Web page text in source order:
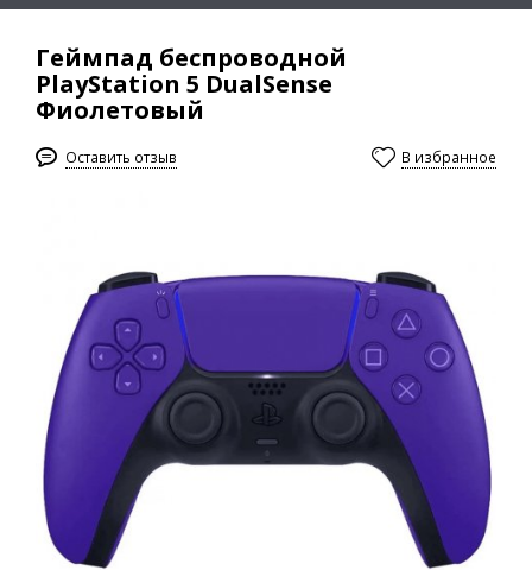
Геймпад беспроводной
PlayStation 5 DualSense
Фиолетовый
Оставить отзыв В избранное